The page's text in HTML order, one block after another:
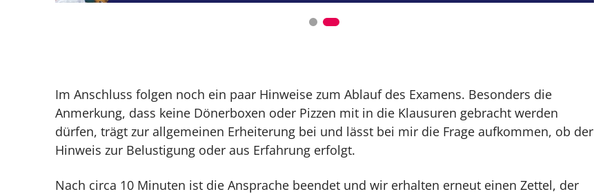
Im Anschluss folgen noch ein paar Hinweise zum Ablauf des Examens. Besonders die
Anmerkung, dass keine Dönerboxen oder Pizzen mit in die Klausuren gebracht werden
dürfen, trägt zur allgemeinen Erheiterung bei und lässt bei mir die Frage aufkommen, ob der
Hinweis zur Belustigung oder aus Erfahrung erfolgt.
Nach circa 10 Minuten ist die Ansprache beendet und wir erhalten erneut einen Zettel, der